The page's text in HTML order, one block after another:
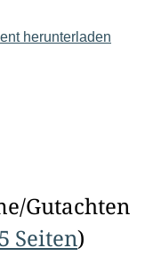
herunterladen
Gutachten
Seiten)